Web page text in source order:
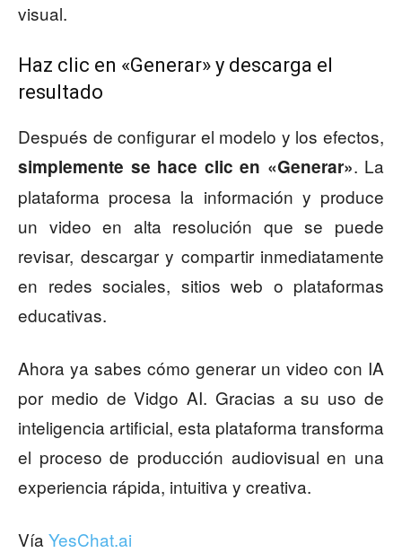
visual.
Haz clic en «Generar» y descarga el
resultado
Después de configurar el modelo y los efectos,
simplemente se hace clic en «Generar». La
plataforma procesa la información y produce
un video en alta resolución que se puede
revisar, descargar y compartir inmediatamente
en redes sociales, sitios web o plataformas
educativas.
Ahora ya sabes cómo generar un video con IA
por medio de Vidgo AI. Gracias a su uso de
inteligencia artificial, esta plataforma transforma
el proceso de producción audiovisual en una
experiencia rápida, intuitiva y creativa.
Vía YesChat.ai